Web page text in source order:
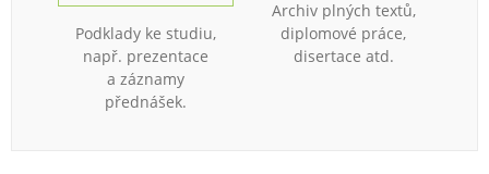
Podklady ke studiu,
např. prezentace
a záznamy
přednášek.
Archiv plných textů,
diplomové práce,
disertace atd.